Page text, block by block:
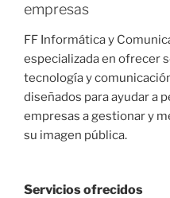
empresas
FF Informática y
especializada en ofrecer
tecnología y
diseñados para ayudar a
empresas a gestionar y
su imagen pública.
Servicios ofrecidos